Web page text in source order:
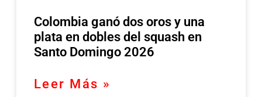
Colombia ganó dos oros y una
plata en dobles del squash en
Santo Domingo 2026
Leer Más »